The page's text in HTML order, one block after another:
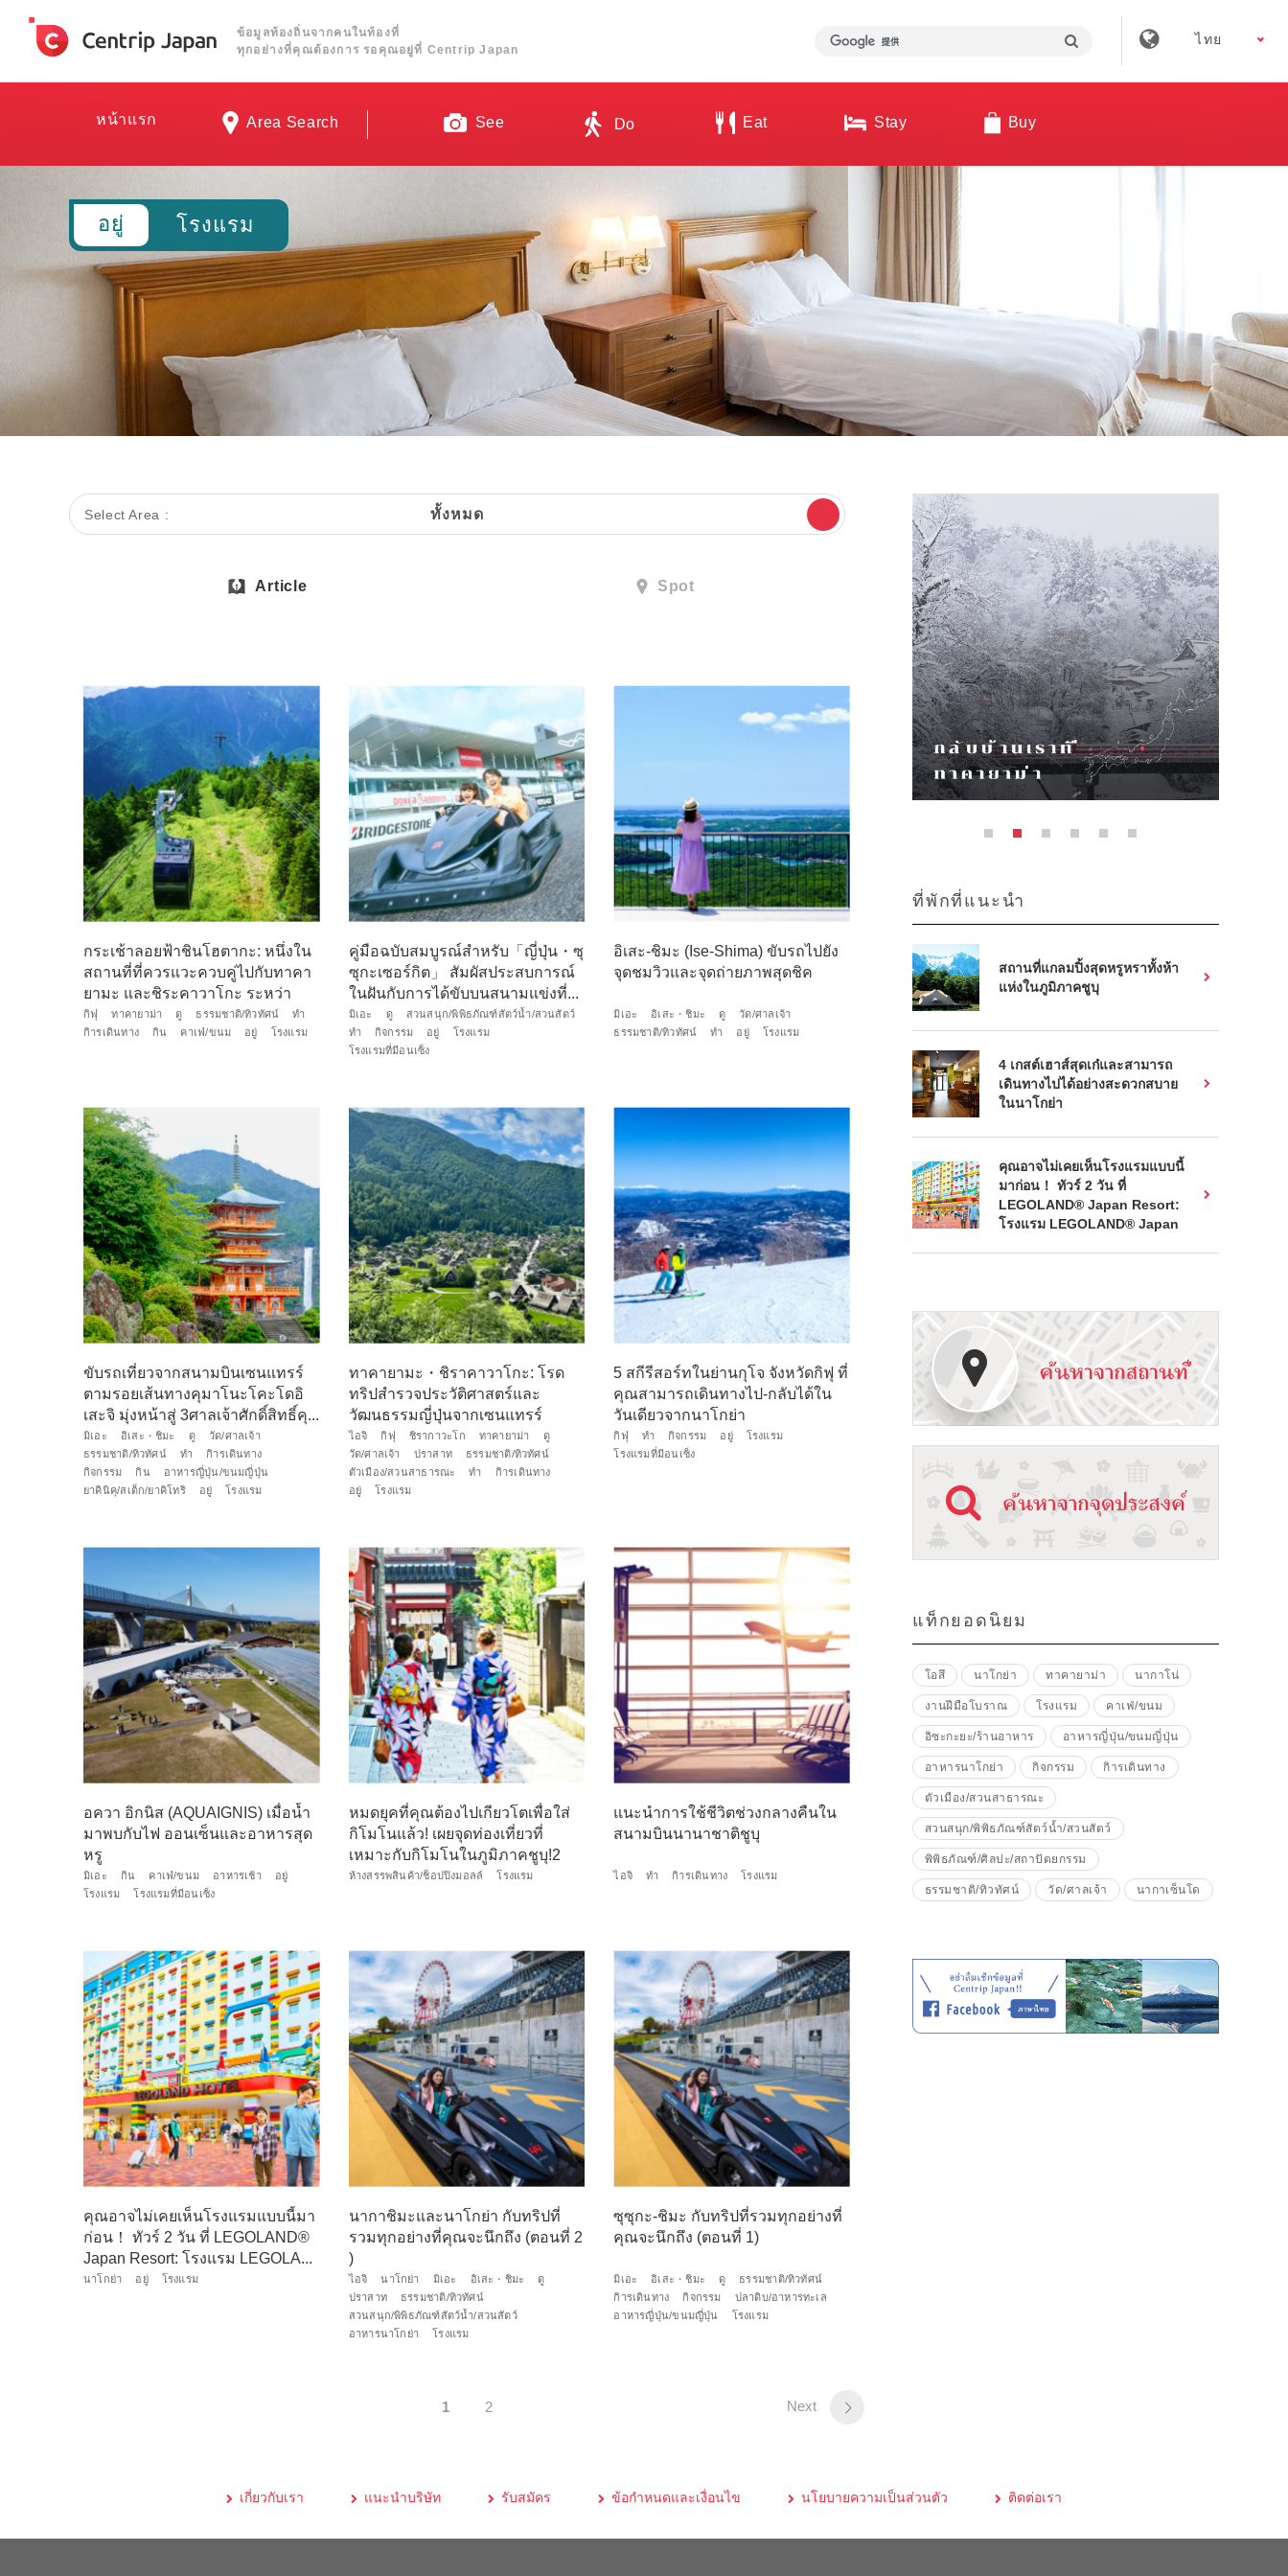
ข้อมูลท้องถิ่นจากคนในท้องที่
ทุกอย่างที่คุณต้องการ รอคุณอยู่ที่ Centrip Japan
ไทย
หน้าแรก Area Search See Do Eat Stay Buy
อยู่ โรงแรม
Select Area : ทั้งหมด
Article Spot
กระเช้าลอยฟ้าชินโฮตากะ: หนึ่งใน
สถานที่ที่ควรแวะควบคู่ไปกับทาคา
ยามะ และชิระคาวาโกะ ระหว่า
งก...
กิฟุ ทาคายาม่า ดู ธรรมชาติ/ทิวทัศน์
ทำ
กิารเดินทาง
กิน คาเฟ่/ขนม อยู่ โรงแรม
คู่มือฉบับสมบูรณ์สำหรับ「ญี่ปุ่น・ซุ
ซุกะเซอร์กิต」 สัมผัสประสบการณ์
ในฝันกับการได้ขับบนสนามแข่งที่...
มิเอะ ดู
สวนสนุก/พิพิธภัณฑ์สัตว์น้ำ/สวนสัตว์
ทำ
กิจกรรม อยู่
โรงแรม
โรงแรมที่มีอนเซ็ง
อิเสะ-ชิมะ (Ise-Shima) ขับรถไปยัง
จุดชมวิวและจุดถ่ายภาพสุดชิค
มิเอะ อิเสะ・ชิมะ ดู
วัด/ศาลเจ้า
ธรรมชาติ/ทิวทัศน์
ทำ อยู่ โรงแรม
ขับรถเที่ยวจากสนามบินเซนแทรร์
ตามรอยเส้นทางคุมาโนะโคะโดอิ
เสะจิ มุ่งหน้าสู่ 3ศาลเจ้าศักดิ์สิทธิ์คุ...
มิเอะ อิเสะ・ชิมะ ดู
วัด/ศาลเจ้า
ธรรมชาติ/ทิวทัศน์
ทำ
กิารเดินทาง
กิจกรรม
กิน
อาหารญี่ปุ่น/ขนมญี่ปุ่น
ยาคินิคุ/สเต็ก/ยาคิโทริ
อยู่ โรงแรม
ทาคายามะ・ชิราคาวาโกะ: โรด
ทริปสำรวจประวัติศาสตร์และ
วัฒนธรรมญี่ปุ่นจากเซนแทรร์
ไอจิ กิฟุ ชิรากาวะโก ทาคายาม่า
ดู
วัด/ศาลเจ้า
ปราสาท
ธรรมชาติ/ทิวทัศน์
ตัวเมือง/สวนสาธารณะ
ทำ
กิารเดินทาง
อยู่
โรงแรม
5 สกีรีสอร์ทในย่านกุโจ จังหวัดกิฟุ ที่
คุณสามารถเดินทางไป-กลับได้ใน
วันเดียวจากนาโกย่า
กิฟุ ทำ กิจกรรม อยู่
โรงแรม
โรงแรมที่มีอนเซ็ง
อควา อิกนิส (AQUAIGNIS) เมื่อน้ำ
มาพบกับไฟ ออนเซ็นและอาหารสุด
หรู
มิเอะ กิน คาเฟ่/ขนม อาหารเช้า
อยู่
โรงแรม
โรงแรมที่มีอนเซ็ง
หมดยุคที่คุณต้องไปเกียวโตเพื่อใส่
กิโมโนแล้ว! เผยจุดท่องเที่ยวที่
เหมาะกับกิโมโนในภูมิภาคชูบุ!2
ห้างสรรพสินค้า/ช็อปปิงมอลล์ โรงแรม
แนะนำการใช้ชีวิตช่วงกลางคืนใน
สนามบินนานาชาติชูบุ
ไอจิ ทำ กิารเดินทาง โรงแรม
คุณอาจไม่เคยเห็นโรงแรมแบบนี้มา
ก่อน！ ทัวร์ 2 วัน ที่ LEGOLAND®
Japan Resort: โรงแรม LEGOLA...
นาโกย่า อยู่ โรงแรม
นากาชิมะและนาโกย่า กับทริปที่
รวมทุกอย่างที่คุณจะนึกถึง (ตอนที่ 2
)
ไอจิ นาโกย่า มิเอะ อิเสะ・ชิมะ
ดู
ปราสาท
ธรรมชาติ/ทิวทัศน์
สวนสนุก/พิพิธภัณฑ์สัตว์น้ำ/สวนสัตว์
อาหารนาโกย่า
โรงแรม
ซุซุกะ-ชิมะ กับทริปที่รวมทุกอย่างที่
คุณจะนึกถึง (ตอนที่ 1)
มิเอะ อิเสะ・ชิมะ ดู
ธรรมชาติ/ทิวทัศน์
กิารเดินทาง
กิจกรรม
ปลาดิบ/อาหารทะเล
อาหารญี่ปุ่น/ขนมญี่ปุ่น
โรงแรม
1 2 Next
ที่พักที่แนะนำ
สถานที่แกลมปิ้งสุดหรูหราทั้งห้า
แห่งในภูมิภาคชูบุ
4 เกสต์เฮาส์สุดเก๋และสามารถ
เดินทางไปได้อย่างสะดวกสบาย
ในนาโกย่า
คุณอาจไม่เคยเห็นโรงแรมแบบนี้
มาก่อน！ ทัวร์ 2 วัน ที่
LEGOLAND® Japan Resort:
โรงแรม LEGOLAND® Japan
แท็กยอดนิยม
โอสึ นาโกย่า ทาคายาม่า นากาโน่
งานฝีมือโบราณ โรงแรม คาเฟ่/ขนม
อิซะกะยะ/ร้านอาหาร อาหารญี่ปุ่น/ขนมญี่ปุ่น
อาหารนาโกย่า กิจกรรม กิารเดินทาง
ตัวเมือง/สวนสาธารณะ
สวนสนุก/พิพิธภัณฑ์สัตว์น้ำ/สวนสัตว์
พิพิธภัณฑ์/ศิลปะ/สถาปัตยกรรม
ธรรมชาติ/ทิวทัศน์ วัด/ศาลเจ้า นากาเซ็นโด
เกี่ยวกับเรา แนะนำบริษัท รับสมัคร ข้อกำหนดและเงื่อนไข นโยบายความเป็นส่วนตัว ติดต่อเรา